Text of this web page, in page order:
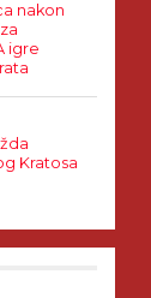
nakon
igre
Kratosa